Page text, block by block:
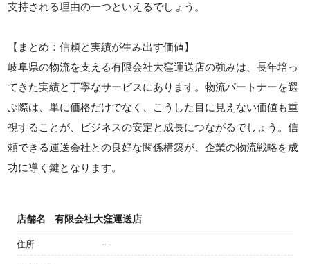
支持される理由の一つといえるでしょう。
【まとめ：信頼と実績が生み出す価値】
岐阜県の物流を支える有限会社大窪運送店の強みは、長年培っ
てきた実績と丁寧なサービスにあります。物流パートナーを選
ぶ際は、単に価格だけでなく、こうした目に見えない価値も重
視することが、ビジネスの安定と成長につながるでしょう。信
頼できる運送会社との良好な関係構築が、企業の物流戦略を成
功に導く鍵となります。
店舗名 有限会社大窪運送店
住所 －